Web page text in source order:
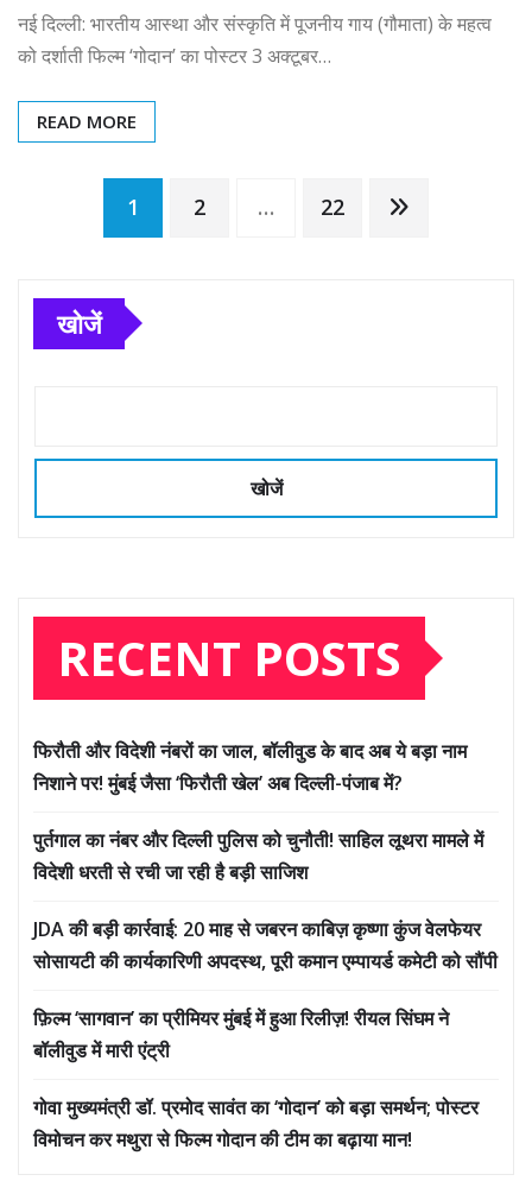
नई दिल्ली: भारतीय आस्था और संस्कृति में पूजनीय गाय (गौमाता) के महत्व
को दर्शाती फिल्म ‘गोदान’ का पोस्टर 3 अक्टूबर…
READ MORE
Posts
pagination
1 2 … 22
खोजें
खोजें
RECENT POSTS
फिरौती और विदेशी नंबरों का जाल, बॉलीवुड के बाद अब ये बड़ा नाम
निशाने पर! मुंबई जैसा ‘फिरौती खेल’ अब दिल्ली-पंजाब में?
पुर्तगाल का नंबर और दिल्ली पुलिस को चुनौती! साहिल लूथरा मामले में
विदेशी धरती से रची जा रही है बड़ी साजिश
JDA की बड़ी कार्रवाई: 20 माह से जबरन काबिज़ कृष्णा कुंज वेलफेयर
सोसायटी की कार्यकारिणी अपदस्थ, पूरी कमान एम्पायर्ड कमेटी को सौंपी
फ़िल्म ‘सागवान’ का प्रीमियर मुंबई में हुआ रिलीज़! रीयल सिंघम ने
बॉलीवुड में मारी एंट्री
गोवा मुख्यमंत्री डॉ. प्रमोद सावंत का ‘गोदान’ को बड़ा समर्थन; पोस्टर
विमोचन कर मथुरा से फिल्म गोदान की टीम का बढ़ाया मान!